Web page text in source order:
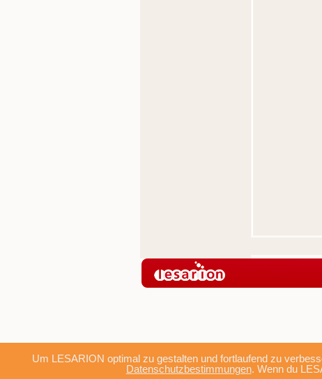
Um LESARION optimal zu gestalten und fortlaufend zu
Datenschutzbestimmungen. Wenn du